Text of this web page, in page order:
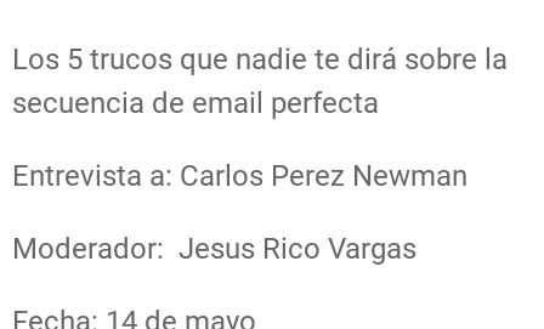
Los 5 trucos que nadie te dirá sobre la
secuencia de email perfecta
Entrevista a: Carlos Perez Newman
Moderador: Jesus Rico Vargas
Fecha: 14 de mayo